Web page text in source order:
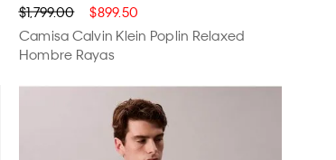
$1,799.00 $899.50
Camisa Calvin Klein Poplin Relaxed
Hombre Rayas